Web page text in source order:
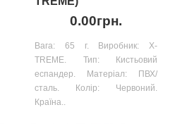
0.00грн.
Вага: 65 г. Виробник: X-
TREME. Тип: Кистьовий
еспандер. Матеріал: ПВХ/
сталь. Колір: Червоний.
Країна..